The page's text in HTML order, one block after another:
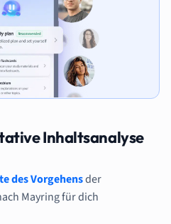
Inhaltsanalyse
des Vorgehensder
Mayring für dich